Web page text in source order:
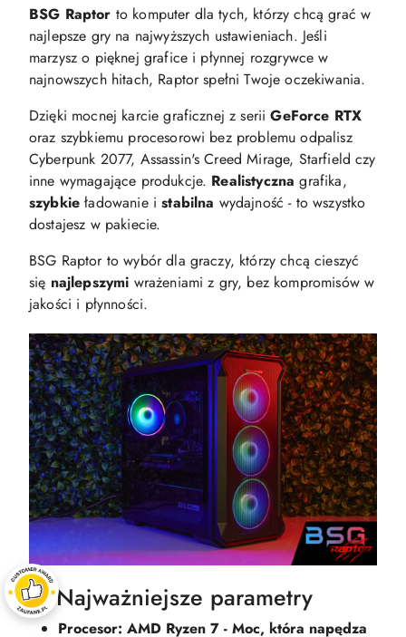
BSG Raptor to komputer dla tych, którzy chcą grać w
najlepsze gry na najwyższych ustawieniach. Jeśli
marzysz o pięknej grafice i płynnej rozgrywce w
najnowszych hitach, Raptor spełni Twoje oczekiwania.
Dzięki mocnej karcie graficznej z seriiGeForce RTX
oraz szybkiemu procesorowi bez problemu odpalisz
Cyberpunk 2077, Assassin's Creed Mirage, Starfield czy
inne wymagające produkcje. Realistyczna grafika,
szybkie ładowanie istabilna wydajność - to wszystko
dostajesz w pakiecie.
BSG Raptor to wybór dla graczy, którzy chcą cieszyć
się najlepszymi wrażeniami z gry, bez kompromisów w
jakości i płynności.
⚙️ Najważniejsze parametry
Procesor: AMD Ryzen 7 - Moc, która napędza